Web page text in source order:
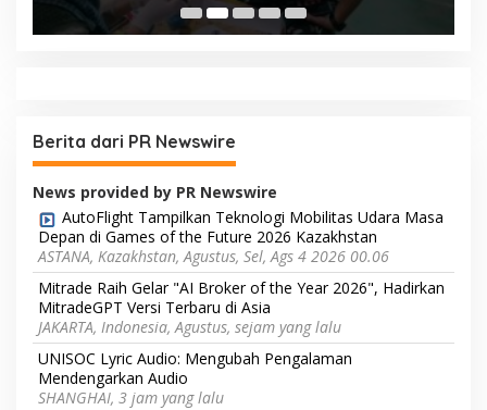
Berita dari PR Newswire
News provided by PR Newswire
AutoFlight Tampilkan Teknologi Mobilitas Udara Masa
Depan di Games of the Future 2026 Kazakhstan
ASTANA, Kazakhstan, Agustus, Sel, Ags 4 2026 00.06
Mitrade Raih Gelar "AI Broker of the Year 2026", Hadirkan
MitradeGPT Versi Terbaru di Asia
JAKARTA, Indonesia, Agustus, sejam yang lalu
UNISOC Lyric Audio: Mengubah Pengalaman
Mendengarkan Audio
SHANGHAI, 3 jam yang lalu